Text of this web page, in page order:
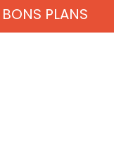
BONS PLANS